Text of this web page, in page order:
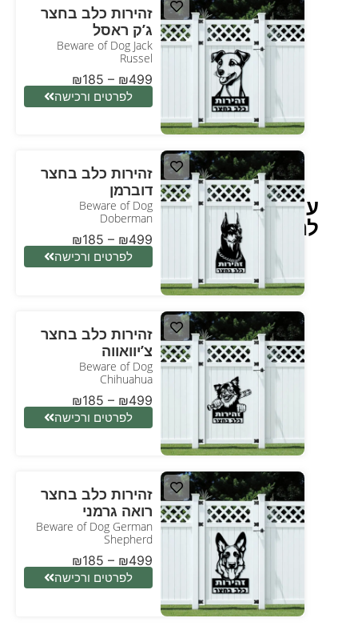
עיצוב
לחצר
זהירות כלב בחצר
ג’ק ראסל
Beware of Dog Jаck
Russel
₪185 – ₪499
לפרטים ורכישה
זהירות כלב בחצר
דוברמן
Beware of Dog
Doberman
₪185 – ₪499
לפרטים ורכישה
זהירות כלב בחצר
צ’יוואווה
Beware of Dog
Chihuahua
₪185 – ₪499
לפרטים ורכישה
זהירות כלב בחצר
רואה גרמני
Beware of Dog German
Shepherd
₪185 – ₪499
לפרטים ורכישה